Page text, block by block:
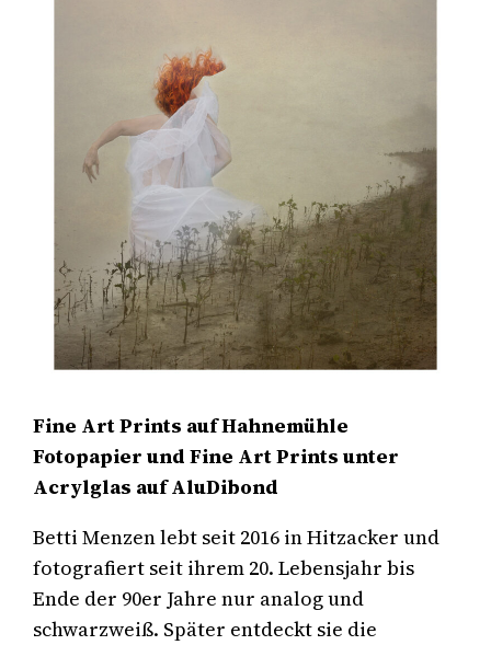
Fine Art Prints auf Hahnemühle
Fotopapier und Fine Art Prints unter
Acrylglas auf AluDibond
Betti Menzen lebt seit 2016 in Hitzacker und
fotografiert seit ihrem 20. Lebensjahr bis
Ende der 90er Jahre nur analog und
schwarzweiß. Später entdeckt sie die